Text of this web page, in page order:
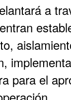
a
para el